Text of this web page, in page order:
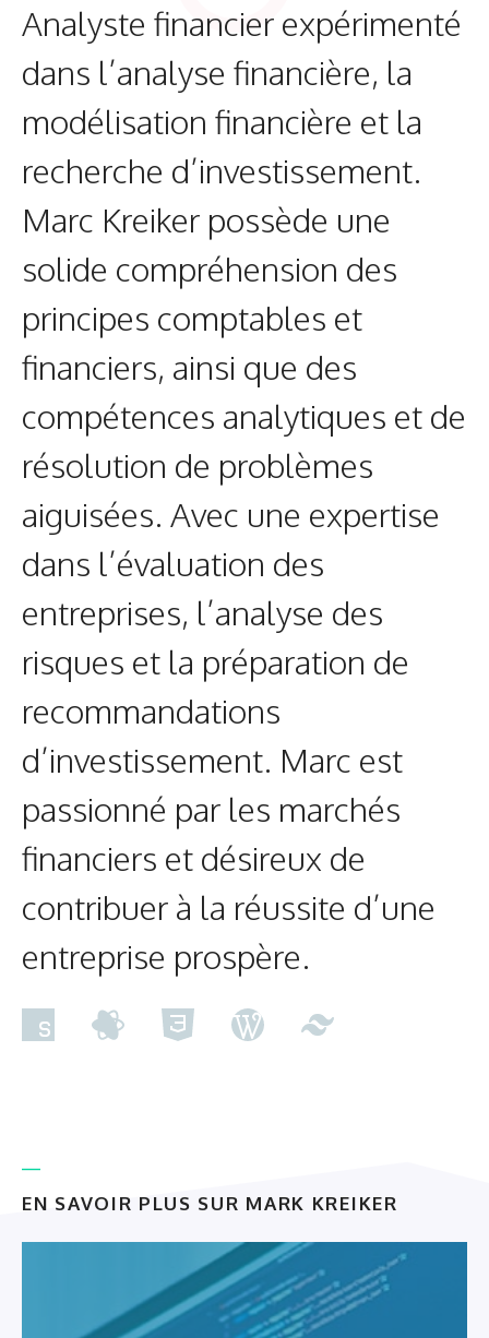
Analyste financier expérimenté
dans l’analyse financière, la
modélisation financière et la
recherche d’investissement.
Marc Kreiker possède une
solide compréhension des
principes comptables et
financiers, ainsi que des
compétences analytiques et de
résolution de problèmes
aiguisées. Avec une expertise
dans l’évaluation des
entreprises, l’analyse des
risques et la préparation de
recommandations
d’investissement. Marc est
passionné par les marchés
financiers et désireux de
contribuer à la réussite d’une
entreprise prospère.
EN SAVOIR PLUS SUR MARK KREIKER